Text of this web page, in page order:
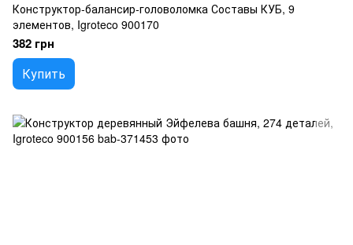
Конструктор-балансир-головоломка Составы КУБ, 9
элементов, Igroteco 900170
382 грн
Купить